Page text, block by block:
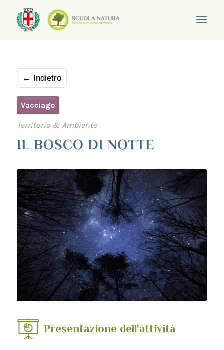
← Indietro
Vacciago
Territorio & Ambiente
IL BOSCO DI NOTTE
Presentazione dell'attività